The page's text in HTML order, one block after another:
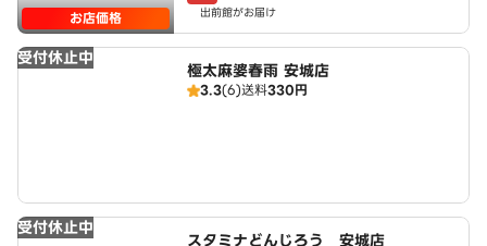
お店価格
出前館がお届け
受付休止中
極太麻婆春雨 安城店
3.3(6)送料330円
受付休止中
スタミナどんじろう 安城店